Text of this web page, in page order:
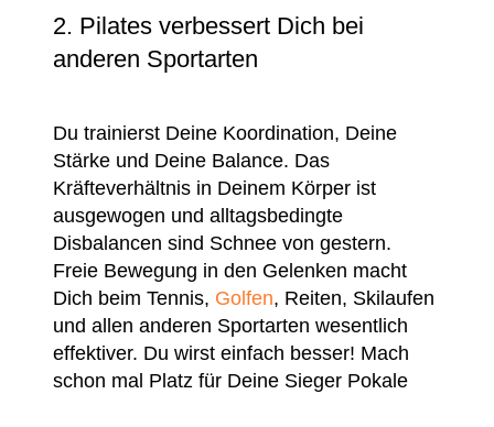
2. Pilates verbessert Dich bei
anderen Sportarten
Du trainierst Deine Koordination, Deine
Stärke und Deine Balance. Das
Kräfteverhältnis in Deinem Körper ist
ausgewogen und alltagsbedingte
Disbalancen sind Schnee von gestern.
Freie Bewegung in den Gelenken macht
Dich beim Tennis, Golfen, Reiten, Skilaufen
und allen anderen Sportarten wesentlich
effektiver. Du wirst einfach besser! Mach
schon mal Platz für Deine Sieger Pokale